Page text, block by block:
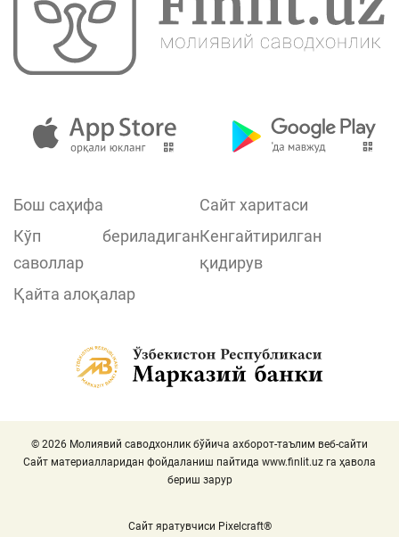
Бош саҳифа
Сайт харитаси
Кўп бериладиган
саволлар
Кенгайтирилган
қидирув
Қайта алоқалар
© 2026 Молиявий саводхонлик бўйича ахборот-таълим веб-сайти
Сайт материалларидан фойдаланиш пайтида www.finlit.uz га ҳавола
бериш зарур